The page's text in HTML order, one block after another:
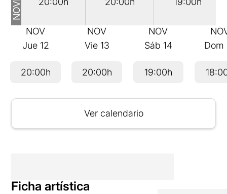
NOV
Jue 12
20:00h
NOV
Vie 13
20:00h
NOV
Sáb 14
19:00h
Dom
Ver calendario
Ficha artística